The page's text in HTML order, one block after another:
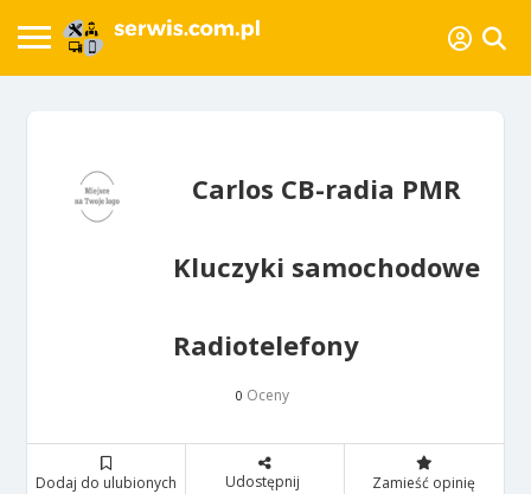
Carlos CB-radia PMR
Kluczyki samochodowe
Radiotelefony
0 Oceny
Dodaj do ulubionych Udostępnij Zamieść opinię